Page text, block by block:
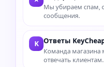
Мы убираем спам,
сообщения.
K Ответы
Команда
отвечать клиентам.